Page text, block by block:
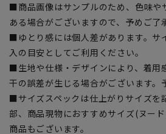
■商品画像はサンプルのため、色味や
ある場合がございますので、予めご了
■ゆとり感には個人差があります。サ
入の目安としてご利用ください。
■生地や仕様・デザインにより、着用
干の誤差が生じる場合がございます。
■サイズスペックは仕上がりサイズを
部、商品現物におすすめサイズ(ヌー
商品もございます。